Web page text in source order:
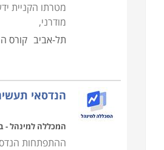
מטרתו הקניית
מודרני,
תל-אביב קורס
הנדסאי
המכללה למינהל -
ההתפתחות